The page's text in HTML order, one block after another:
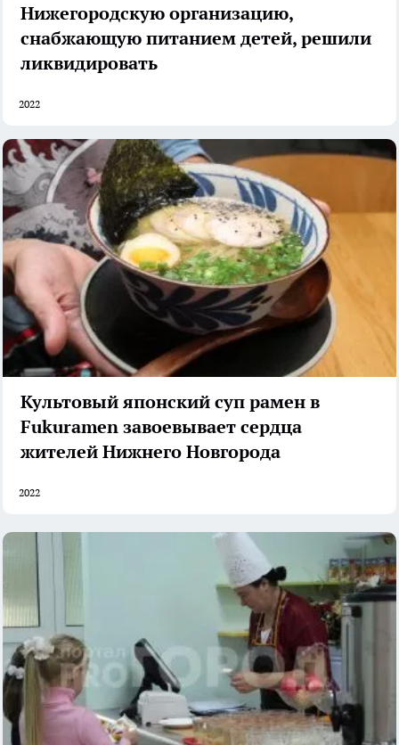
Нижегородскую организацию,
снабжающую питанием детей, решили
ликвидировать
2022
Культовый японский суп рамен в
Fukuramen завоевывает сердца
жителей Нижнего Новгорода
2022